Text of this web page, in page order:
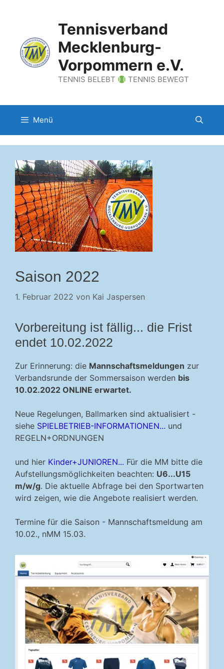
Tennisverband
Mecklenburg-
Vorpommern e.V.
TENNIS BELEBT TENNIS BEWEGT
Menü
Saison 2022
1. Februar 2022 von Kai Jaspersen
Vorbereitung ist fällig... die Frist
endet 10.02.2022
Zur Erinnerung: die Mannschaftsmeldungen zur
Verbandsrunde der Sommersaison werden bis
10.02.2022 ONLINE erwartet.
Neue Regelungen, Ballmarken sind aktualisiert -
siehe SPIELBETRIEB-INFORMATIONEN... und
REGELN+ORDNUNGEN
und hier Kinder+JUNIOREN... Für die MM bitte die
Aufstellungsmöglichkeiten beachten: U6...U15
m/w/g. Die aktuelle Abfrage bei den Sportwarten
wird zeigen, wie die Angebote realisiert werden.
Termine für die Saison - Mannschaftsmeldung am
10.02., nMM 15.03.